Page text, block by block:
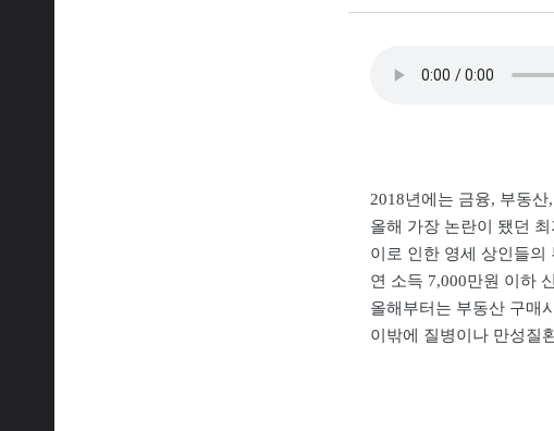
2018년에는 금융, 부동
올해 가장 논란이 됐던
이로 인한 영세 상인들의
연 소득 7,000만원 이하
올해부터는 부동산 구매
이밖에 질병이나 만성질